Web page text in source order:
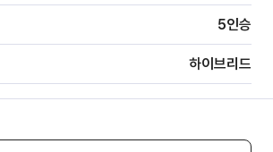
5인승
하이브리드